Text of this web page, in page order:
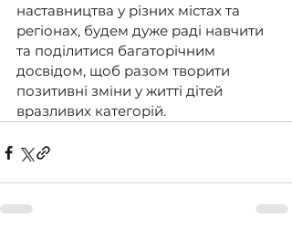
наставництва у різних містах та
регіонах, будем дуже раді навчити
та поділитися багаторічним
досвідом, щоб разом творити
позитивні зміни у житті дітей
вразливих категорій.